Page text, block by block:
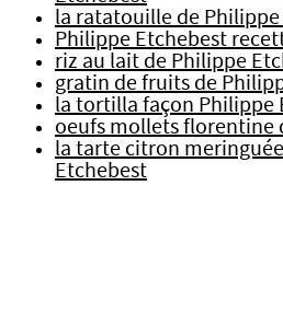
la ratatouille de
Philippe Etchebest
riz au lait de Philippe
gratin de fruits de
la tortilla façon Philippe
oeufs mollets florentine
la tarte citron
Etchebest